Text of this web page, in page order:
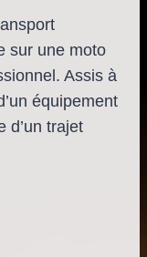
sur une moto
Assis à
équipement
d’un trajet